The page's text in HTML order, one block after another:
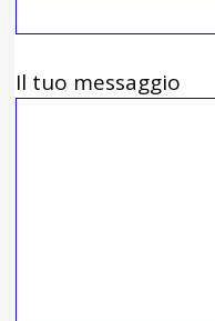
Il tuo messaggio